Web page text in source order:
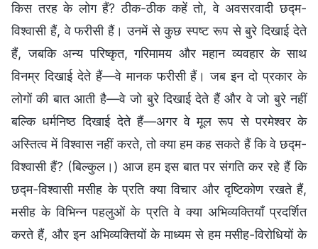
किस तरह के लोग हैं? ठीक-ठीक कहें तो, वे अवसरवादी छद्म-
विश्वासी हैं, वे फरीसी हैं। उनमें से कुछ स्पष्ट रूप से बुरे दिखाई देते
हैं, जबकि अन्य परिष्कृत, गरिमामय और महान व्यवहार के साथ
विनम्र दिखाई देते हैं—वे मानक फरीसी हैं। जब इन दो प्रकार के
लोगों की बात आती है—वे जो बुरे दिखाई देते हैं और वे जो बुरे नहीं
बल्कि धर्मनिष्ठ दिखाई देते हैं—अगर वे मूल रूप से परमेश्वर के
अस्तित्व में विश्वास नहीं करते, तो क्या हम कह सकते हैं कि वे छद्म-
विश्वासी हैं? (बिल्कुल।) आज हम इस बात पर संगति कर रहे हैं कि
छद्म-विश्वासी मसीह के प्रति क्या विचार और दृष्टिकोण रखते हैं,
मसीह के विभिन्न पहलुओं के प्रति वे क्या अभिव्यक्तियाँ प्रदर्शित
करते हैं, और इन अभिव्यक्तियों के माध्यम से हम मसीह-विरोधियों के